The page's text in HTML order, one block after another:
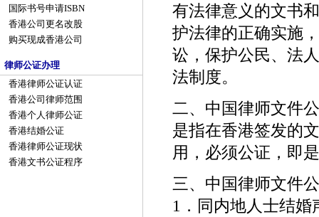
国际书号申请ISBN
香港公司更名改股
购买现成香港公司
律师公证办理
香港律师公证认证
香港公司律师范围
香港个人律师公证
香港结婚公证
香港律师公证现状
香港文书公证程序
有法律意义的文书
护法律的正确实施
讼，保护公民、法
法制度。
二、中国律师文件
是指在香港签发的
用，必须公证，即
三、中国律师文件
1．同内地人士结婚